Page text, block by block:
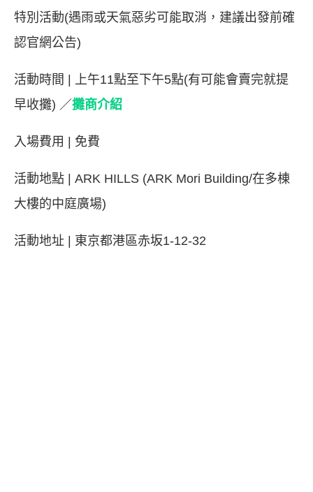
特別活動(遇雨或天氣惡劣可能取消，建議出發前確
認官網公告)
活動時間 | 上午11點至下午5點(有可能會賣完就提
早收攤) ／攤商介紹
入場費用 | 免費
活動地點 | ARK HILLS (ARK Mori Building/在多棟
大樓的中庭廣場)
活動地址 | 東京都港區赤坂1-12-32